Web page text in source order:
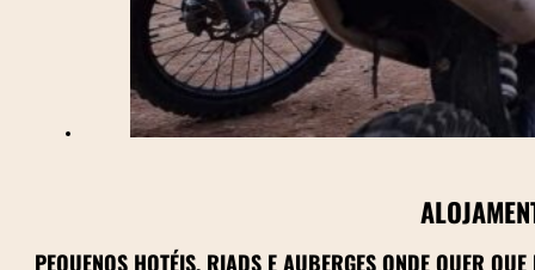
PEQUENOS HOTÉIS, RIADS E AUBERGES ONDE QUER